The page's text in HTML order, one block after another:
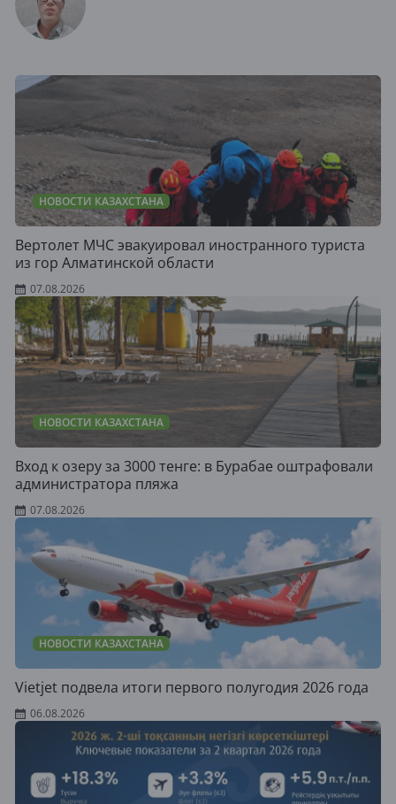
НОВОСТИ КАЗАХСТАНА
Вертолет МЧС эвакуировал иностранного туриста
из гор Алматинской области
07.08.2026
НОВОСТИ КАЗАХСТАНА
Вход к озеру за 3000 тенге: в Бурабае оштрафовали
администратора пляжа
07.08.2026
НОВОСТИ КАЗАХСТАНА
Vietjet подвела итоги первого полугодия 2026 года
06.08.2026